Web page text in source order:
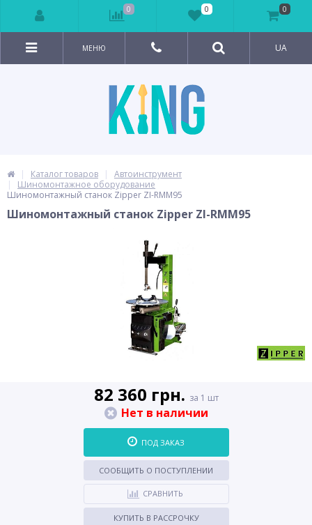
МЕНЮ UA
Каталог товаров
Автоинструмент
Шиномонтажное оборудование
Шиномонтажный станок Zipper ZI-RMM95
Шиномонтажный станок Zipper ZI-RMM95
82 360 грн. за 1 шт
Нет в наличии
ПОД ЗАКАЗ
СООБЩИТЬ О ПОСТУПЛЕНИИ
СРАВНИТЬ
КУПИТЬ В РАССРОЧКУ
0 0 0